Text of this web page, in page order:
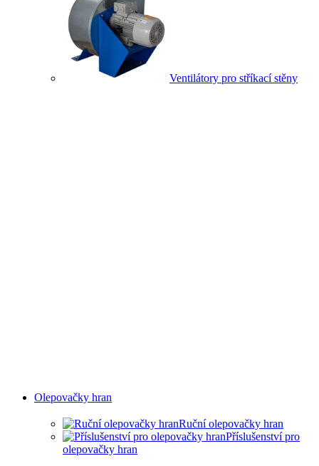
Ventilátory pro stříkací stěny
Olepovačky hran
Ruční olepovačky hran
Příslušenství pro
olepovačky hran